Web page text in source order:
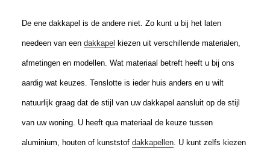
De ene dakkapel is de andere niet. Zo kunt u bij het laten
needeen van een dakkapel kiezen uit verschillende materialen,
afmetingen en modellen. Wat materiaal betreft heeft u bij ons
aardig wat keuzes. Tenslotte is ieder huis anders en u wilt
natuurlijk graag dat de stijl van uw dakkapel aansluit op de stijl
van uw woning. U heeft qua materiaal de keuze tussen
aluminium, houten of kunststof dakkapellen. U kunt zelfs kiezen